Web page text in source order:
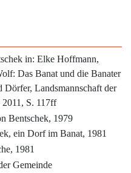
in: Elke Hoffmann,
Das Banat und die Banater
Dörfer, Landsmannschaft der
S. 117ff
Bentschek, 1979
ein Dorf im Banat, 1981
1981
Gemeinde